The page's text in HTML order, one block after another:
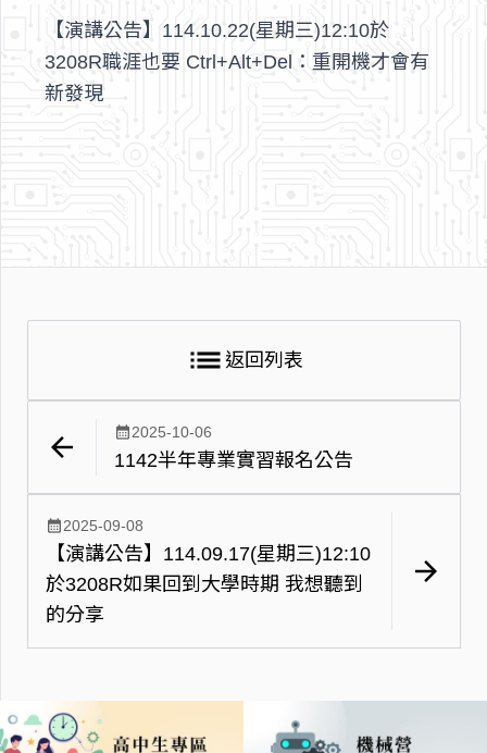
【演講公告】114.10.22(星期三)12:10於
3208R職涯也要 Ctrl+Alt+Del：重開機才會有
新發現
arrow_back calendar_month2025-10-06
1142半年專業實習報名公告
list 返回列表
arrow_forward
calendar_month2025-09-08
【演講公告】114.09.17(星期三)12:10
於3208R如果回到大學時期 我想聽到
的分享